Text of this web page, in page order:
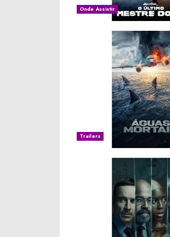
Onde Assistir
Trailers